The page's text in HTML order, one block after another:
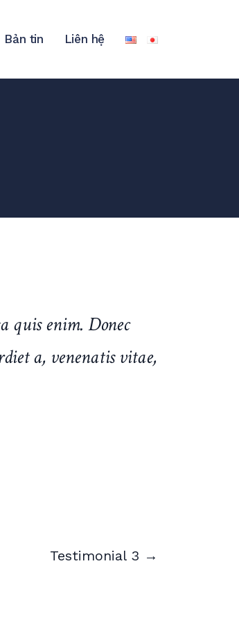
Bản tin Liên hệ
quis enim. Donec
a, venenatis vitae,
Testimonial 3 →